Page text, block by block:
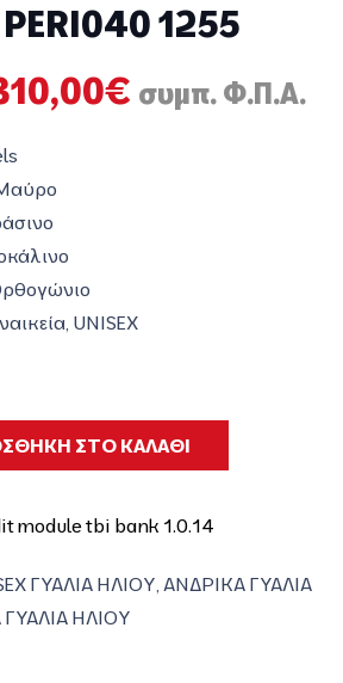
1255
price
€ Η
τρέχουσα
συμπ. Φ.Π.Α.
UNISEX
ΣΤΟ ΚΑΛΑΘΙ
ΓΥΑΛΙΑ ΗΛΙΟΥ ΑΝΔΡΙΚΑ ΓΥΑΛΙΑ
ΓΥΑΛΙΑ ΗΛΙΟΥ